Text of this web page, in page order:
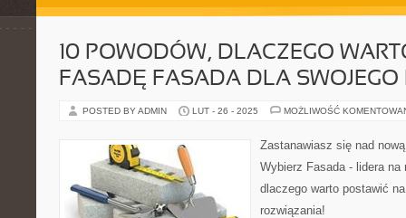
10 POWODÓW, DLACZEGO
FASADĘ FASADA DLA
POSTED BY ADMIN LUT - 26 - 2025 MOŻLIWOŚĆ
Zastanawiasz się nad
Wybierz Fasada - lidera na
dlaczego warto postawić
rozwiązania!